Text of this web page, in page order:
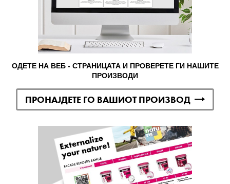
ОДЕТЕ НА ВЕБ - СТРАНИЦАТА И ПРОВЕРЕТЕ ГИ НАШИТЕ
ПРОИЗВОДИ
ПРОНАЈДЕТЕ ГО ВАШИОТ ПРОИЗВОД